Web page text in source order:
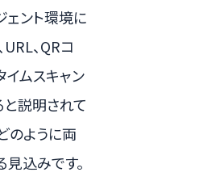
ェント環境に
、QRコ
イムスキャン
説明されて
のように両
込みです。